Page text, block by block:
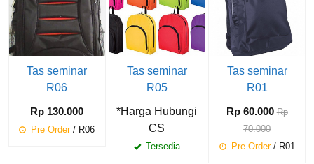
Tas seminar
R06
Rp 130.000
Pre Order/ R06
Tas seminar
R05
*Harga Hubungi
CS
Tersedia
Tas seminar
R01
Rp 60.000 Rp
70.000
Pre Order/ R01